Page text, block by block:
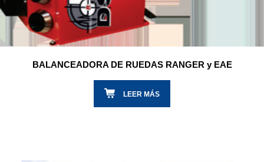
BALANCEADORA DE RUEDAS RANGER y EAE
LEER MÁS